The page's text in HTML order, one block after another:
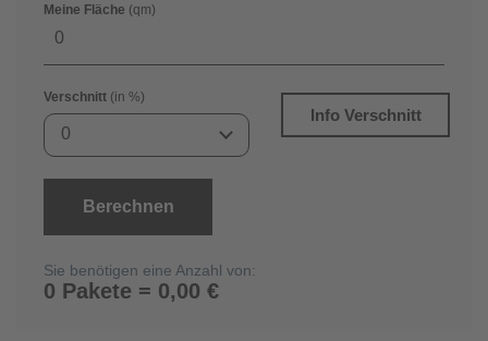
Meine Fläche (qm)
Verschnitt (in %)
0
Info Verschnitt
Berechnen
Sie benötigen eine Anzahl von:
0 Pakete = 0,00 €